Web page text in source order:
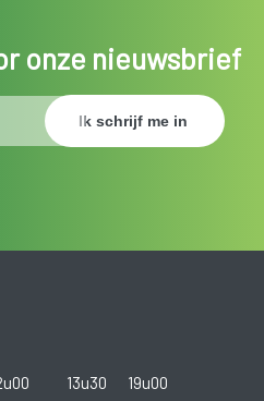
onze nieuwsbrief
13u30
19u00